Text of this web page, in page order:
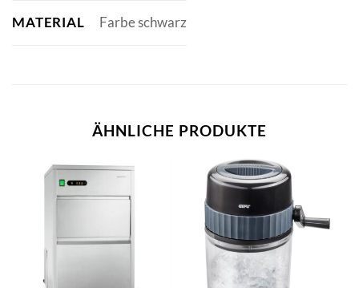
MATERIAL Farbe schwarz
ÄHNLICHE PRODUKTE